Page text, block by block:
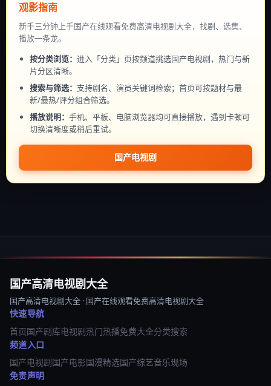
观影指南
新手三分钟上手国产在线观看免费高清电视剧大全，找剧、选集、
播放一条龙。
按分类浏览： 进入「分类」页按频道挑选国产电视剧，热门与新
片分区清晰。
搜索与筛选： 支持剧名、演员关键词检索；首页可按题材与最
新/最热/评分组合筛选。
播放说明： 手机、平板、电脑浏览器均可直接播放，遇到卡顿可
切换清晰度或稍后重试。
国产电视剧
国产高清电视剧大全
国产高清电视剧大全 · 国产在线观看免费高清电视剧大全
快速导航
首页国产剧库电视剧热门热播免费大全分类搜索
频道入口
国产电视剧国产电影国漫精选国产综艺音乐现场
免责声明